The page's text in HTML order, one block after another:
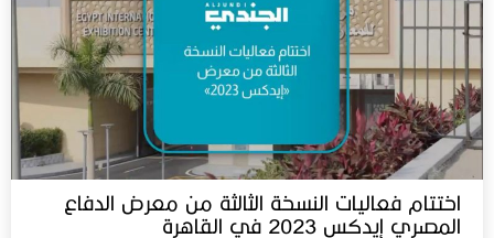
اختتام فعاليات النسخة الثالثة من معرض الدفاع
المصري إيدكس 2023 في القاهرة